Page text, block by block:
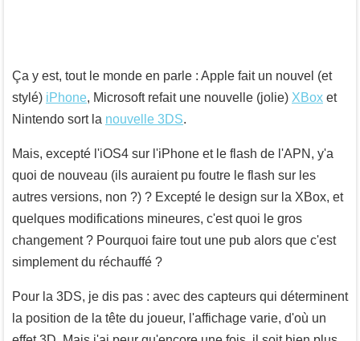
Ça y est, tout le monde en parle : Apple fait un nouvel (et
stylé) iPhone, Microsoft refait une nouvelle (jolie) XBox et
Nintendo sort la nouvelle 3DS.
Mais, excepté l'iOS4 sur l'iPhone et le flash de l'APN, y'a
quoi de nouveau (ils auraient pu foutre le flash sur les
autres versions, non ?) ? Excepté le design sur la XBox, et
quelques modifications mineures, c'est quoi le gros
changement ? Pourquoi faire tout une pub alors que c'est
simplement du réchauffé ?
Pour la 3DS, je dis pas : avec des capteurs qui déterminent
la position de la tête du joueur, l'affichage varie, d'où un